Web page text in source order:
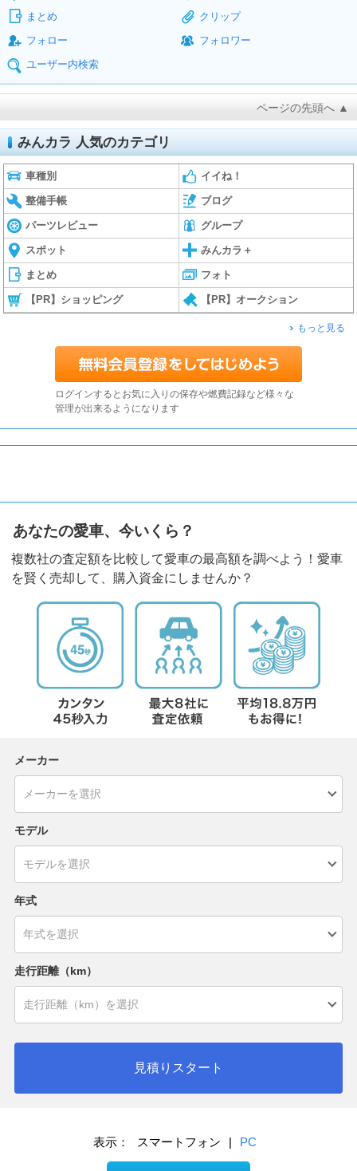
まとめ
クリップ
フォロー
フォロワー
ユーザー内検索
ページの先頭へ ▲
みんカラ 人気のカテゴリ
車種別 イイね！
整備手帳 ブログ
パーツレビュー グループ
スポット みんカラ＋
まとめ フォト
【PR】ショッピング 【PR】オークション
もっと見る
ログインするとお気に入りの保存や燃費記録など様々な
管理が出来るようになります
あなたの愛車、今いくら？
複数社の査定額を比較して愛車の最高額を調べよう！愛車
を賢く売却して、購入資金にしませんか？
メーカー
モデル
年式
走行距離（km）
見積りスタート
表示： スマートフォン | PC